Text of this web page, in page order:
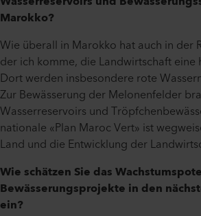
Marokko?
Wie überall in Marokko hat auch in der
der ich komme, die Landwirtschaft eine
Dort werden insbesondere rote
Zur Bewässerung der Melonenfelder
Wasserreservoirs und
nationale «Plan Maroc Vert» ist
Land und die Entwicklung der
Wie schätzen Sie das
Bewässerungsprojekte in den
ein?